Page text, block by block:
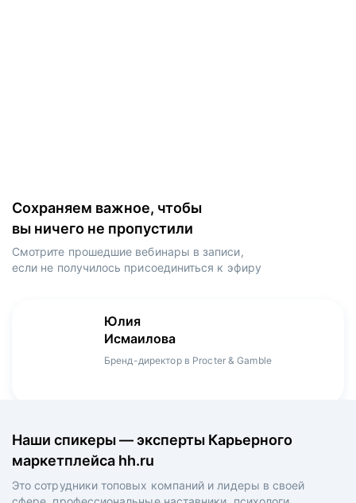
Сохраняем важное, чтобы
вы ничего не пропустили
Смотрите прошедшие вебинары в записи,
если не получилось присоединиться к эфиру
Юлия
Исмаилова
Бренд-директор в Procter & Gamble
Игорь
Зуриев
Руководитель ИТ-проектов, международный
Мария
Оборина
Менеджер продукта в hh.ru
Денис
Мерзлов
Креативный директор в XReady Lab, ex-КРОК
Даниил
Харламов
Head Product Manager в Ozon / ex-Huawei,
Наши спикеры — эксперты Карьерного
маркетплейса hh.ru
Это сотрудники топовых компаний и лидеры в своей